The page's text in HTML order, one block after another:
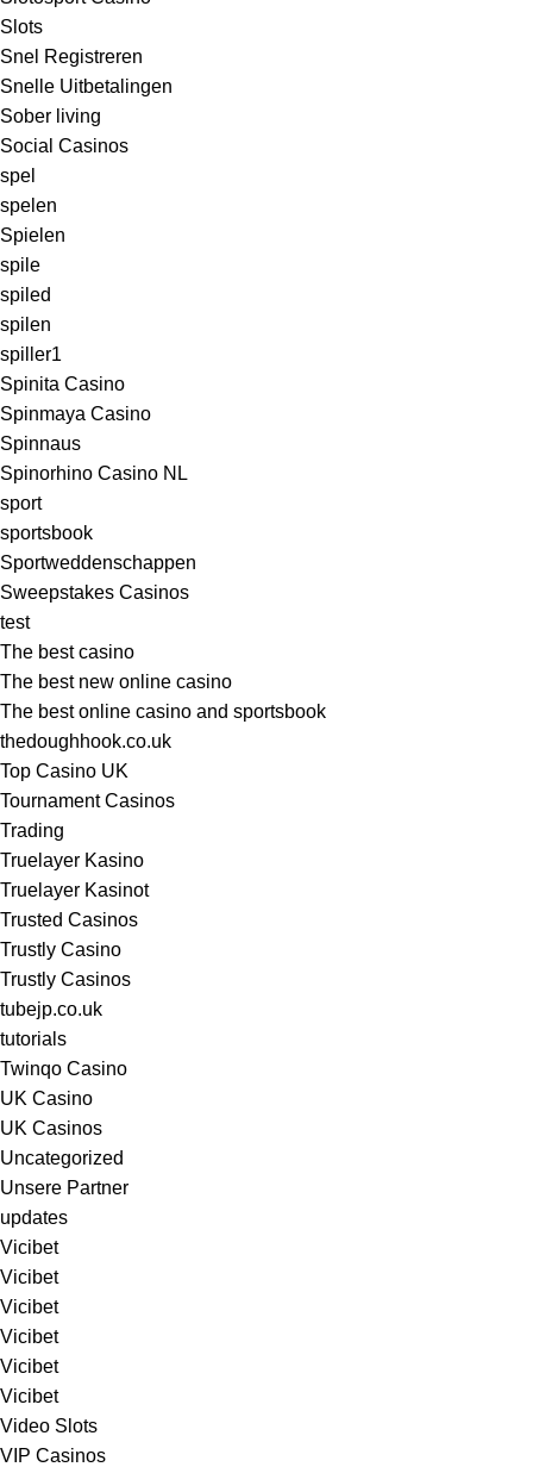
Slots
Snel Registreren
Snelle Uitbetalingen
Sober living
Social Casinos
spel
spelen
Spielen
spile
spiled
spilen
spiller1
Spinita Casino
Spinmaya Casino
Spinnaus
Spinorhino Casino NL
sport
sportsbook
Sportweddenschappen
Sweepstakes Casinos
test
The best casino
The best new online casino
The best online casino and sportsbook
thedoughhook.co.uk
Top Casino UK
Tournament Casinos
Trading
Truelayer Kasino
Truelayer Kasinot
Trusted Casinos
Trustly Casino
Trustly Casinos
tubejp.co.uk
tutorials
Twinqo Casino
UK Casino
UK Casinos
Uncategorized
Unsere Partner
updates
Vicibet
Vicibet
Vicibet
Vicibet
Vicibet
Vicibet
Video Slots
VIP Casinos